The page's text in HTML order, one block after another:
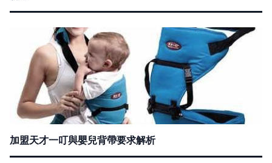
加盟天才一叮與嬰兒背帶要求解析